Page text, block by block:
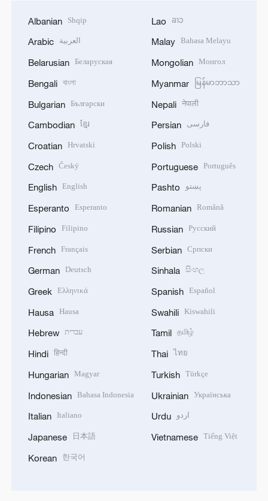
Albanian Shqip
Arabic العربية
Belarusian Беларуская
Bengali বাংলা
Bulgarian Български
Cambodian ខ្មែរ
Croatian Hrvatski
Czech Český
English English
Esperanto Esperanto
Filipino Filipino
French Français
German Deutsch
Greek Ελληνικά
Hausa Hausa
Hebrew עברית
Hindi हिन्दी
Hungarian Magyar
Indonesian Bahasa Indonesia
Italian Italiano
Japanese 日本語
Korean 한국어
Lao ລາວ
Malay Bahasa Melayu
Mongolian Монгол
Myanmar မြန်မာဘာသာ
Nepali नेपाली
Persian فارسی
Polish Polski
Portuguese Português
Pashto پښتو
Romanian Română
Russian Русский
Serbian Српски
Sinhala සිංහල
Spanish Español
Swahili Kiswahili
Tamil தமிழ்
Thai ไทย
Turkish Türkçe
Ukrainian Українська
Urdu اردو
Vietnamese Tiếng Việt